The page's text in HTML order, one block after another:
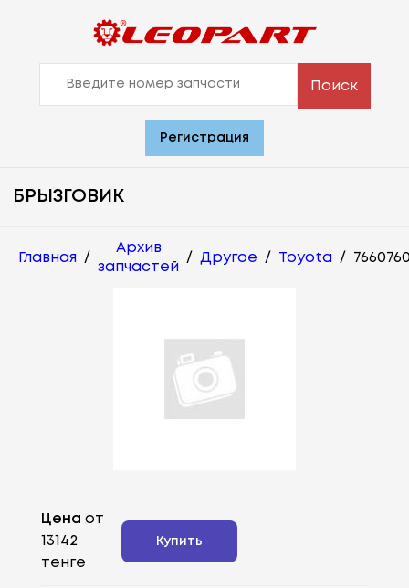
Поиск
Регистрация
БРЫЗГОВИК
Главная /
Архив
запчастей
/ Другое / Toyota /
Цена от
13142
тенге
Купить